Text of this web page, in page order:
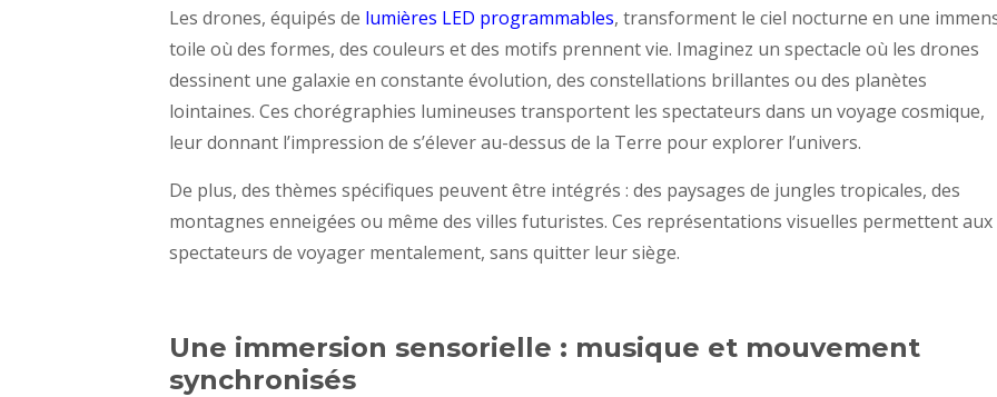
Les drones, équipés de lumières LED programmables, transforment le ciel nocturne en une
toile où des formes, des couleurs et des motifs prennent vie. Imaginez un spectacle où les drones
dessinent une galaxie en constante évolution, des constellations brillantes ou des planètes
lointaines. Ces chorégraphies lumineuses transportent les spectateurs dans un voyage cosmique,
leur donnant l’impression de s’élever au-dessus de la Terre pour explorer l’univers.
De plus, des thèmes spécifiques peuvent être intégrés : des paysages de jungles tropicales, des
montagnes enneigées ou même des villes futuristes. Ces représentations visuelles permettent aux
spectateurs de voyager mentalement, sans quitter leur siège.
Une immersion sensorielle : musique et mouvement
synchronisés